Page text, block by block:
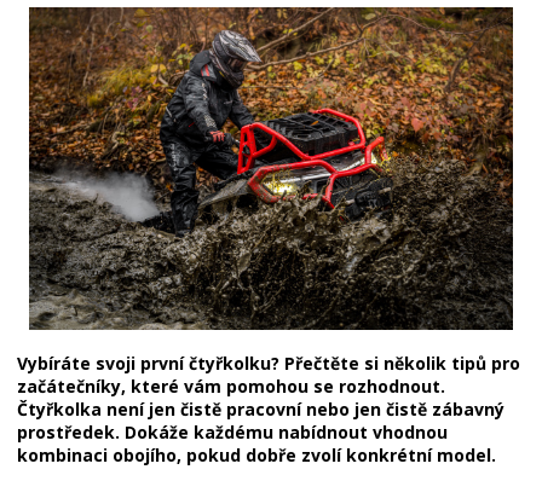
Vybíráte svoji první čtyřkolku? Přečtěte si několik tipů pro
začátečníky, které vám pomohou se rozhodnout.
Čtyřkolka není jen čistě pracovní nebo jen čistě zábavný
prostředek. Dokáže každému nabídnout vhodnou
kombinaci obojího, pokud dobře zvolí konkrétní model.